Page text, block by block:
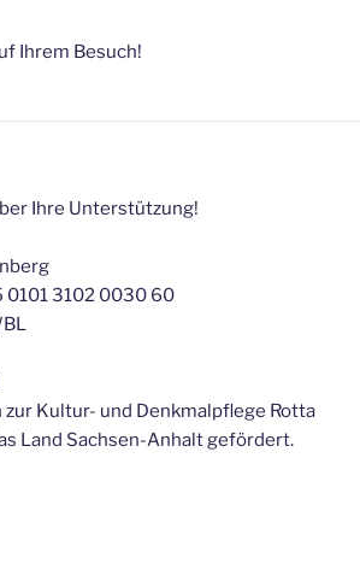
Ihrem Besuch!
Ihre Unterstützung!
0101 3102 0030 60
zur Kultur- und Denkmalpflege Rotta
Land Sachsen-Anhalt gefördert.